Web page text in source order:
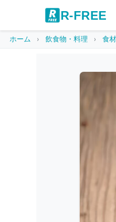
R-FREE
ホーム 飲食物・料理 食材